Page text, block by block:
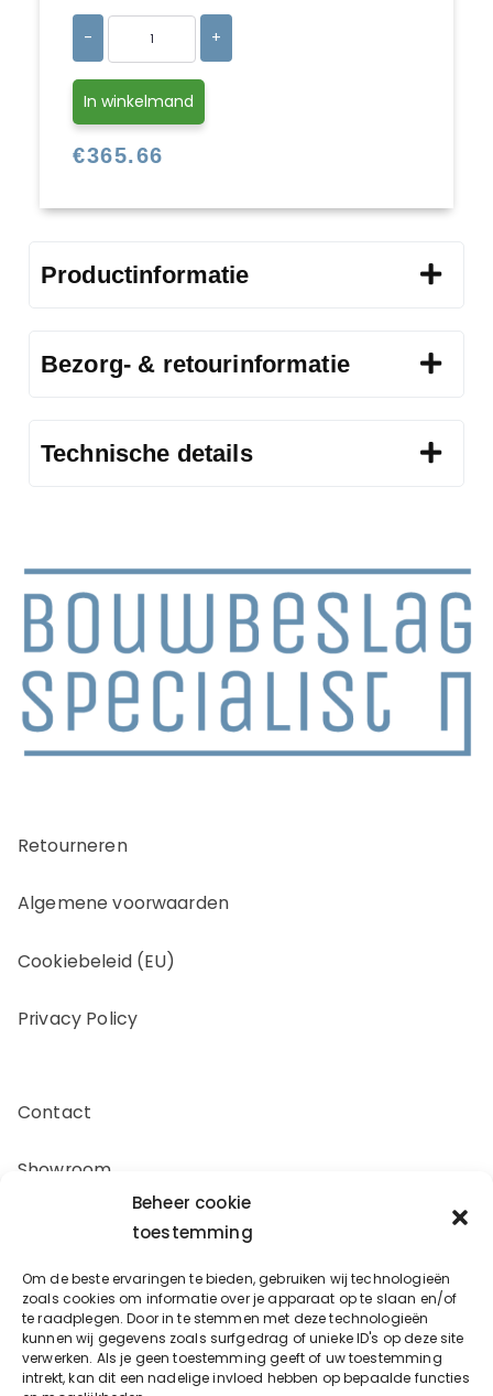
Beheer cookie
toestemming
Om de beste ervaringen te bieden, gebruiken wij technologieën
zoals cookies om informatie over je apparaat op te slaan en/of
te raadplegen. Door in te stemmen met deze technologieën
kunnen wij gegevens zoals surfgedrag of unieke ID's op deze site
verwerken. Als je geen toestemming geeft of uw toestemming
intrekt, kan dit een nadelige invloed hebben op bepaalde functies
- +
In winkelmand
€365.66
Productinformatie
Bezorg- & retourinformatie
Technische details
Retourneren
Algemene voorwaarden
Cookiebeleid (EU)
Privacy Policy
Contact
Showroom
Offerte aanvragen
Zakelijk inkopen
Oostergracht 17-10